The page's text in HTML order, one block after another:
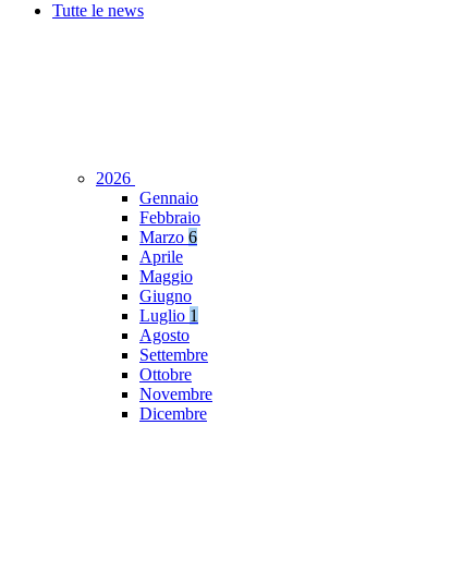
Tutte le news
2026
Gennaio
Febbraio
Marzo 6
Aprile
Maggio
Giugno
Luglio 1
Agosto
Settembre
Ottobre
Novembre
Dicembre